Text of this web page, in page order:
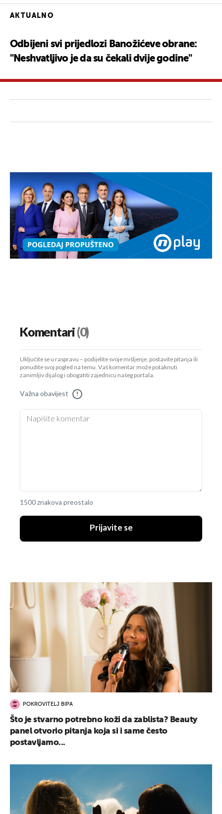
AKTUALNO
Odbijeni svi prijedlozi Banožićeve obrane:
"Neshvatljivo je da su čekali dvije godine"
Komentari(0)
Uključite se u raspravu – podijelite svoje mišljenje, postavite pitanja ili
ponudite svoj pogled na temu. Vaš komentar može potaknuti
zanimljiv dijalog i obogatiti zajednicu našeg portala.
Važna obavijest !
1500 znakova preostalo
Prijavite se
POKROVITELJ BIPA
Što je stvarno potrebno koži da zablista? Beauty
panel otvorio pitanja koja si i same često
postavljamo...